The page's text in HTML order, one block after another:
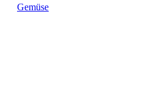
Gemüse